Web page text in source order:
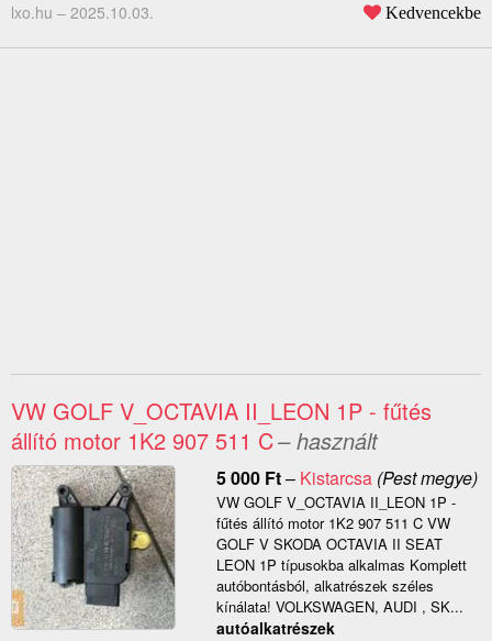
lxo.hu – 2025.10.03. Kedvencekbe
VW GOLF V_OCTAVIA II_LEON 1P - fűtés
állító motor 1K2 907 511 C– használt
5 000 Ft– Kistarcsa(Pest megye)
VW GOLF V_OCTAVIA II_LEON 1P -
fűtés állító motor 1K2 907 511 C VW
GOLF V SKODA OCTAVIA II SEAT
LEON 1P típusokba alkalmas Komplett
autóbontásból, alkatrészek széles
kínálata! VOLKSWAGEN, AUDI , SK...
autóalkatrészek